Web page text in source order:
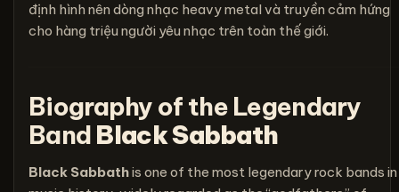
định hình nên dòng nhạc heavy metal và truyền cảm hứng
cho hàng triệu người yêu nhạc trên toàn thế giới.
Biography of the Legendary
Band Black Sabbath
Black Sabbathis one of the most legendary rock bands in